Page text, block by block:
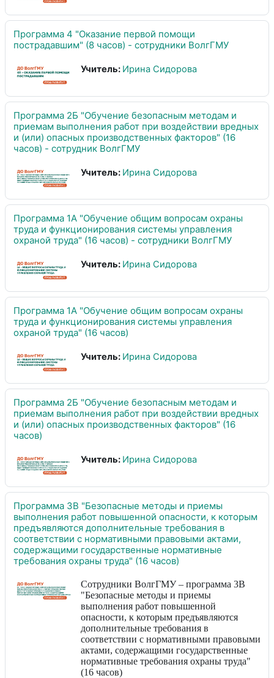
Программа 4 "Оказание первой помощи
пострадавшим" (8 часов) - сотрудники ВолгГМУ
Учитель: Ирина Сидорова
Программа 2Б "Обучение безопасным методам и
приемам выполнения работ при воздействии вредных
и (или) опасных производственных факторов" (16
часов) - сотрудник ВолгГМУ
Учитель: Ирина Сидорова
Программа 1А "Обучение общим вопросам охраны
труда и функционирования системы управления
охраной труда" (16 часов) - сотрудники ВолгГМУ
Учитель: Ирина Сидорова
Программа 1А "Обучение общим вопросам охраны
труда и функционирования системы управления
охраной труда" (16 часов)
Учитель: Ирина Сидорова
Программа 2Б "Обучение безопасным методам и
приемам выполнения работ при воздействии вредных
и (или) опасных производственных факторов" (16
часов)
Учитель: Ирина Сидорова
Программа 3В "Безопасные методы и приемы
выполнения работ повышенной опасности, к которым
предъявляются дополнительные требования в
соответствии с нормативными правовыми актами,
содержащими государственные нормативные
требования охраны труда" (16 часов)
Сотрудники ВолгГМУ – программа 3В
"Безопасные методы и приемы
выполнения работ повышенной
опасности, к которым предъявляются
дополнительные требования в
соответствии с нормативными правовыми
актами, содержащими государственные
нормативные требования охраны труда"
(16 часов)